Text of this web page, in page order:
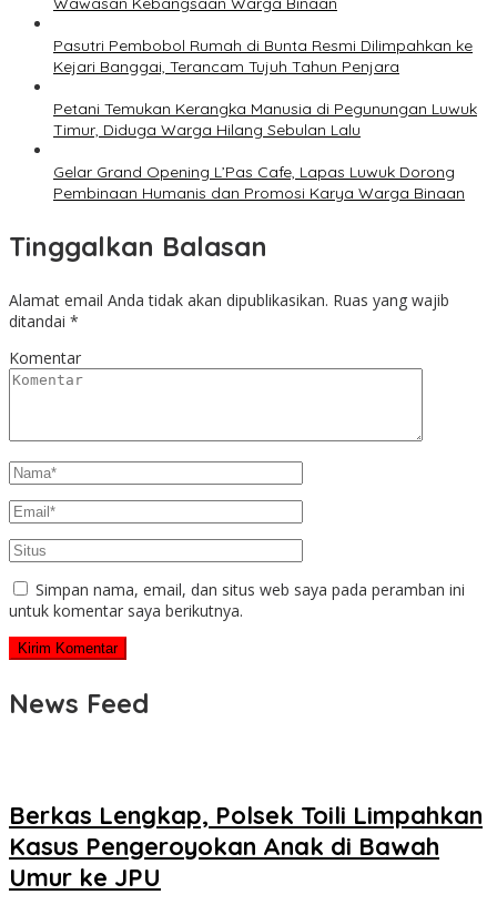
Pasutri Pembobol Rumah di Bunta Resmi Dilimpahkan ke
Kejari Banggai, Terancam Tujuh Tahun Penjara
Petani Temukan Kerangka Manusia di Pegunungan Luwuk
Timur, Diduga Warga Hilang Sebulan Lalu
Gelar Grand Opening L’Pas Cafe, Lapas Luwuk Dorong
Pembinaan Humanis dan Promosi Karya Warga Binaan
Tinggalkan Balasan
Alamat email Anda tidak akan dipublikasikan. Ruas yang wajib
ditandai *
Komentar
Simpan nama, email, dan situs web saya pada peramban ini
untuk komentar saya berikutnya.
News Feed
Berkas Lengkap, Polsek Toili Limpahkan
Kasus Pengeroyokan Anak di Bawah
Umur ke JPU